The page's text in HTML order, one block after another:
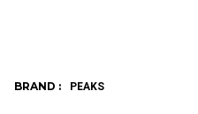
BRAND : PEAKS